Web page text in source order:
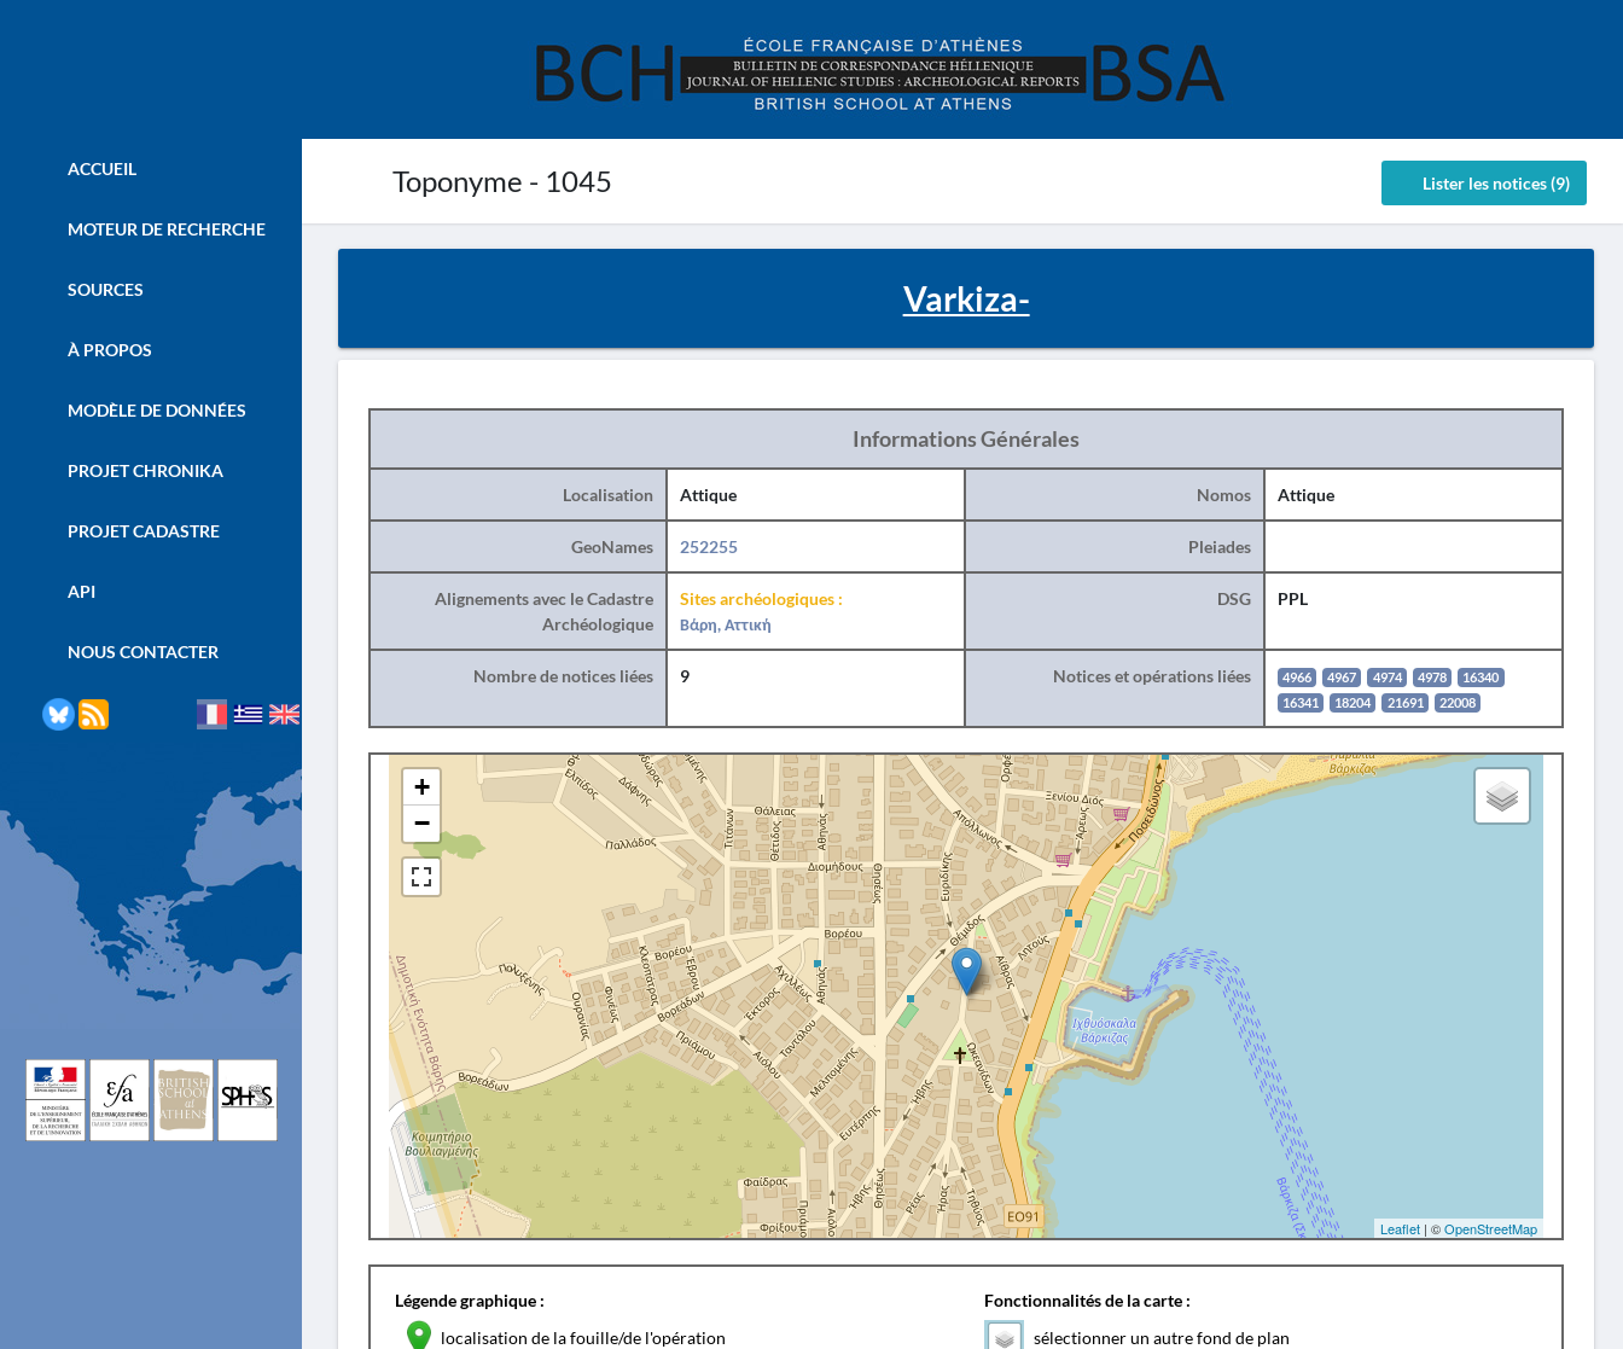
Toponyme - 1045 Lister les notices (9)
ACCUEIL
MOTEUR DE RECHERCHE
SOURCES
À PROPOS
MODÈLE DE DONNÉES
PROJET CHRONIKA
PROJET CADASTRE
API
NOUS CONTACTER
Varkiza-
Informations Générales
Localisation Attique Nomos Attique
GeoNames 252255 Pleiades
Alignements avec le Cadastre
Archéologique
Sites archéologiques :
Βάρη, Αττική
DSG PPL
Nombre de notices liées 9 Notices et opérations liées 4966 4967 4974 4978
16340
16341
18204 21691 22008
+
−
Leaflet | ©OpenStreetMap
Légende graphique :
localisation de la fouille/de l'opération
Fonctionnalités de la carte :
sélectionner un autre fond de plan